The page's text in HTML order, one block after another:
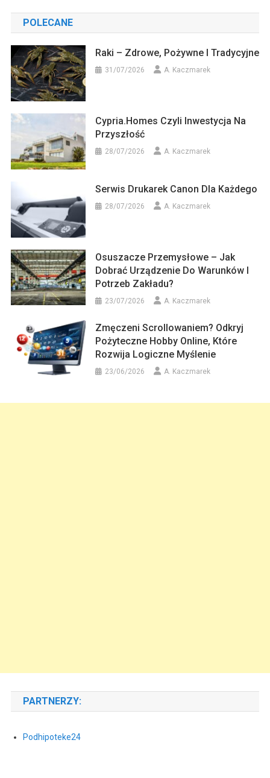
POLECANE
Raki – Zdrowe, Pożywne I Tradycyjne
31/07/2026 A. Kaczmarek
Cypria.homes Czyli Inwestycja Na
Przyszłość
28/07/2026 A. Kaczmarek
Serwis Drukarek Canon Dla Każdego
28/07/2026 A. Kaczmarek
Osuszacze Przemysłowe – Jak
Dobrać Urządzenie Do Warunków I
Potrzeb Zakładu?
23/07/2026 A. Kaczmarek
Zmęczeni Scrollowaniem? Odkryj
Pożyteczne Hobby Online, Które
Rozwija Logiczne Myślenie
23/06/2026 A. Kaczmarek
PARTNERZY:
Podhipoteke24